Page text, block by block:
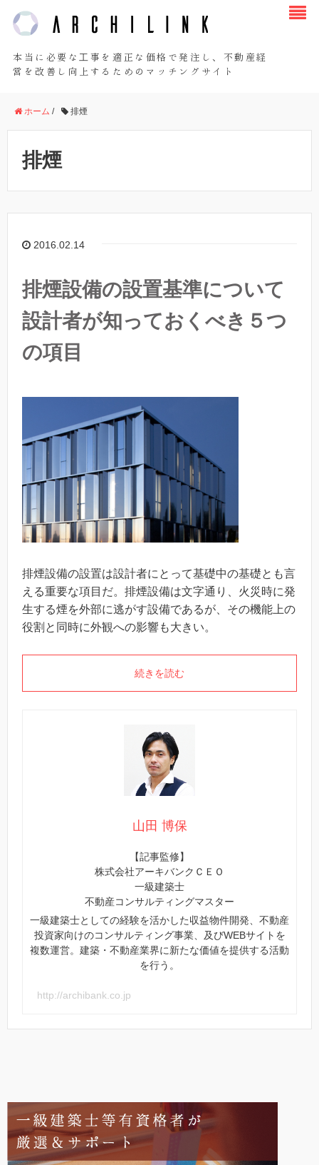
本当に必要な工事を適正な価格で発注し、不動産経
営を改善し向上するためのマッチングサイト
ホーム / 排煙
排煙
2016.02.14
排煙設備の設置基準について
設計者が知っておくべき５つ
の項目
排煙設備の設置は設計者にとって基礎中の基礎とも言
える重要な項目だ。排煙設備は文字通り、火災時に発
生する煙を外部に逃がす設備であるが、その機能上の
役割と同時に外観への影響も大きい。
続きを読む
山田 博保
【記事監修】
株式会社アーキバンクＣＥＯ
一級建築士
不動産コンサルティングマスター
一級建築士としての経験を活かした収益物件開発、不動産
投資家向けのコンサルティング事業、及びWEBサイトを
複数運営。建築・不動産業界に新たな価値を提供する活動
を行う。
http://archibank.co.jp